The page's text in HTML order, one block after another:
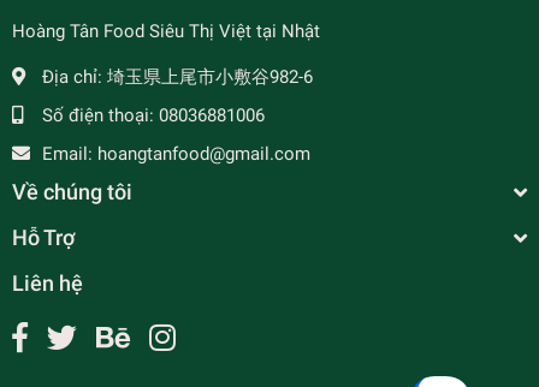
Hoàng Tân Food Siêu Thị Việt tại Nhật
Địa chỉ: 埼玉県上尾市小敷谷982-6
Số điện thoại: 08036881006
Email: hoangtanfood@gmail.com
Về chúng tôi
Hỗ Trợ
Liên hệ
undefined